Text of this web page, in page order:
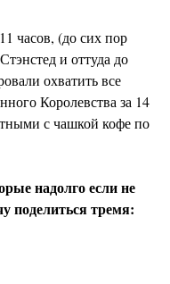
часов, (до сих пор
и оттуда до
охватить все
Королевства за 14
с чашкой кофе по
надолго если не
поделиться тремя: